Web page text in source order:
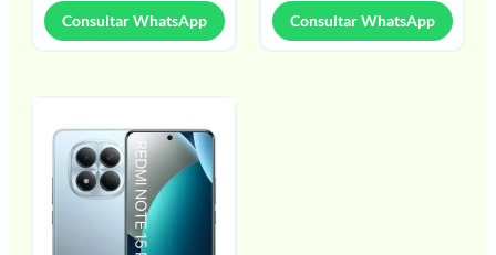
Consultar WhatsApp Consultar WhatsApp